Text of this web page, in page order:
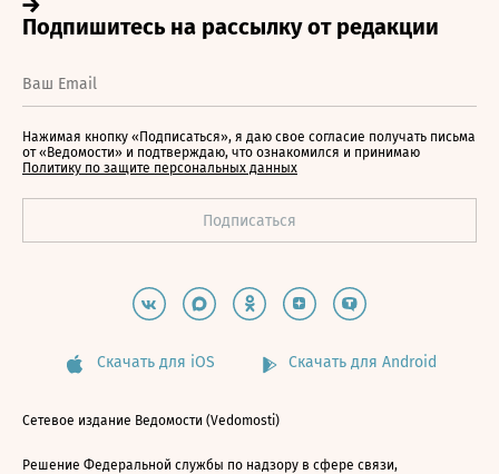
Нажимая кнопку «Подписаться», я даю свое согласие получать письма
от «Ведомости» и подтверждаю, что ознакомился и принимаю
Политику по защите персональных данных
Скачать для iOS Скачать для Android
Сетевое издание Ведомости (Vedomosti)
Решение Федеральной службы по надзору в сфере связи,